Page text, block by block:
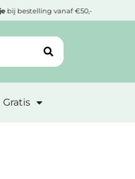
bij bestelling vanaf €50,-
Gratis